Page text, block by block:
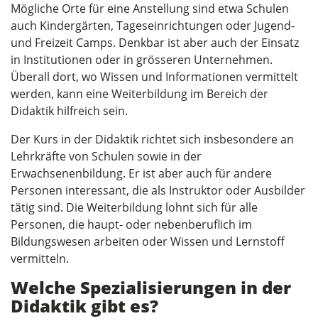
Mögliche Orte für eine Anstellung sind etwa Schulen
auch Kindergärten, Tageseinrichtungen oder Jugend-
und Freizeit Camps. Denkbar ist aber auch der Einsatz
in Institutionen oder in grösseren Unternehmen.
Überall dort, wo Wissen und Informationen vermittelt
werden, kann eine Weiterbildung im Bereich der
Didaktik hilfreich sein.
Der Kurs in der Didaktik richtet sich insbesondere an
Lehrkräfte von Schulen sowie in der
Erwachsenenbildung. Er ist aber auch für andere
Personen interessant, die als Instruktor oder Ausbilder
tätig sind. Die Weiterbildung lohnt sich für alle
Personen, die haupt- oder nebenberuflich im
Bildungswesen arbeiten oder Wissen und Lernstoff
vermitteln.
Welche Spezialisierungen in der
Didaktik gibt es?